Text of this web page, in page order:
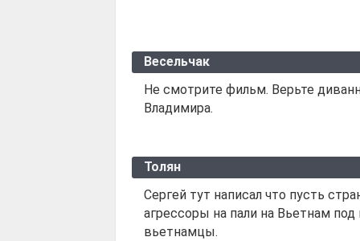
Весельчак
Не смотрите фильм. Верьте
Владимира.
Толян
Сергей тут написал что пусть
агрессоры на пали на Вьетнам
вьетнамцы.